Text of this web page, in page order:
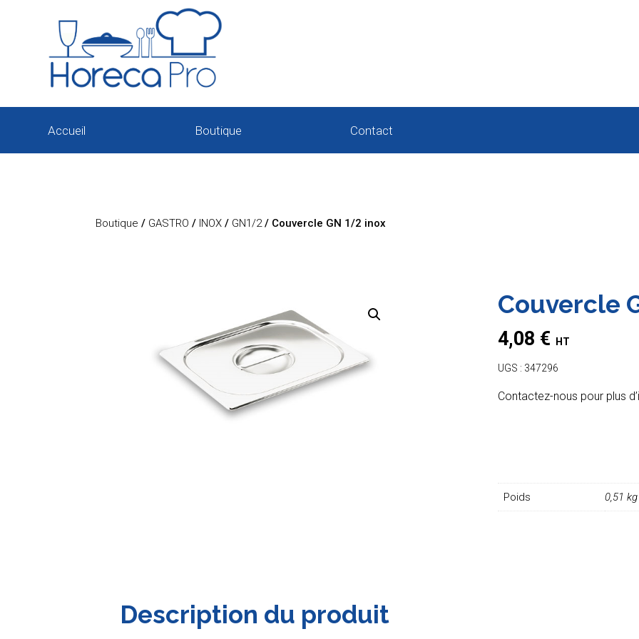
Accueil Boutique Contact
Boutique / GASTRO / INOX / GN1/2/ Couvercle GN 1/2 inox
Couvercle
4,08 € HT
UGS : 347296
Contactez-nous pour plus
Poids 0,51 kg
Description du produit